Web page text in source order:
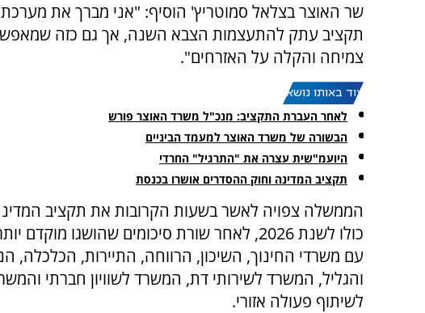
שר האוצר בצלאל סמוטריץ' הוסיף: "אני מברך את מערכת
תקציב עתק להתעצמות הצבא השנה, אך גם כזה
צמיחה והקלה על האזרחים".
עוד באותו נושא:
לאחר העברת התקציב: מנכ"ל משרד האוצר פורש
הבשורה של משרד האוצר למעמד הביניים
היועמ"שית עצרה את "התרגיל" החרדי
תקציב המדינה וחוק ההסדרים אושרו בכנסת
הממשלה צפויה לאשר בשעות הקרובות את תקציב
כולו לשנת 2026, לאחר שורת סיכומים שהושגו מוקדם
עם משרדי החינוך, השיכון, הרווחה, התיירות, הכלכלה,
והגליל, המשרד לשירותי דת, המשרד לשוויון חברתי
לשיתוף פעולה אזורי.